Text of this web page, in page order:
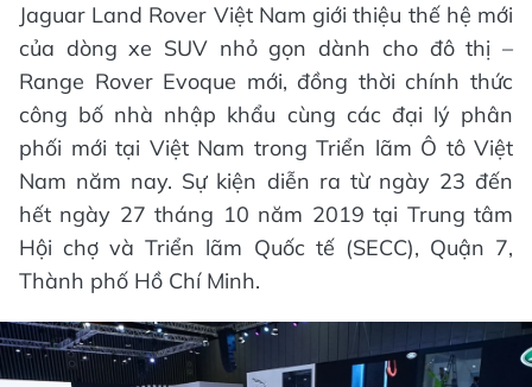
Jaguar Land Rover Việt Nam giới thiệu thế hệ mới
của dòng xe SUV nhỏ gọn dành cho đô thị –
Range Rover Evoque mới, đồng thời chính thức
công bố nhà nhập khẩu cùng các đại lý phân
phối mới tại Việt Nam trong Triển lãm Ô tô Việt
Nam năm nay. Sự kiện diễn ra từ ngày 23 đến
hết ngày 27 tháng 10 năm 2019 tại Trung tâm
Hội chợ và Triển lãm Quốc tế (SECC), Quận 7,
Thành phố Hồ Chí Minh.